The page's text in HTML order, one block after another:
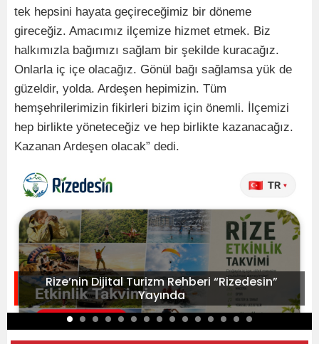
tek hepsini hayata geçireceğimiz bir döneme
gireceğiz. Amacımız ilçemize hizmet etmek. Biz
halkımızla bağımızı sağlam bir şekilde kuracağız.
Onlarla iç içe olacağız. Gönül bağı sağlamsa yük de
güzeldir, yolda. Ardeşen hepimizin. Tüm
hemşehrilerimizin fikirleri bizim için önemli. İlçemizi
hep birlikte yöneteceğiz ve hep birlikte kazanacağız.
Kazanan Ardeşen olacak” dedi.
Rize’nin Dijital Turizm Rehberi “Rizedesin”
Yayında